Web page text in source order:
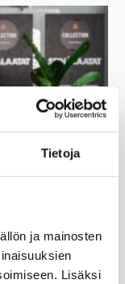
Tietoja
ja mainosten
Lisäksi